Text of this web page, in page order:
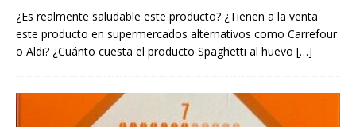
¿Es realmente saludable este producto? ¿Tienen a la venta
este producto en supermercados alternativos como Carrefour
o Aldi? ¿Cuánto cuesta el producto Spaghetti al huevo […]